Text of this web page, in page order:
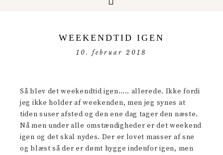
WEEKENDTID IGEN
10. februar 2018
Så blev det weekendtid igen….. allerede. Ikke fordi
jeg ikke holder af weekenden, men jeg synes at
tiden suser afsted og den ene dag tager den næste.
Nå men under alle omstændigheder er det weekend
igen og det skal nydes. Der er lovet masser af sne
og blæst så der er dømt hygge indenfor igen, men